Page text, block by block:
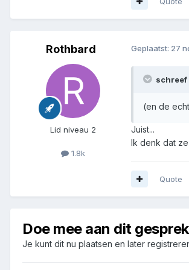
Rothbard
Lid niveau 2
1.8k
Geplaatst: 27
schreef
(en de
Juist...
Ik denk dat
Quote
Doe mee aan dit gesprek
Je kunt dit nu plaatsen en later